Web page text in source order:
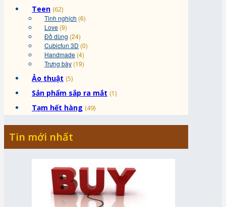
Teen (62)
Tinh nghịch (6)
Love (9)
Đồ dùng (24)
Cubicfun 3D (0)
Handmade (4)
Trưng bày (19)
Ảo thuật (5)
Sản phẩm sắp ra mắt (1)
Tạm hết hàng (49)
Tin mới nhất